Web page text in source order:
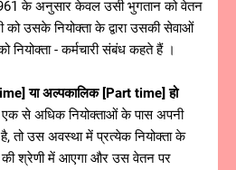
के अनुसार केवल उसी भुगतान को वेतन
को उसके नियोक्ता के द्वारा उसकी सेवाओं
- कर्मचारी संबंध कहते हैं ।
या अल्पकालिक [Part time] हो
एक से अधिक नियोक्ताओं के पास अपनी
है, तो उस अवस्था में प्रत्येक नियोक्ता के
की श्रेणी में आएगा और उस वेतन पर